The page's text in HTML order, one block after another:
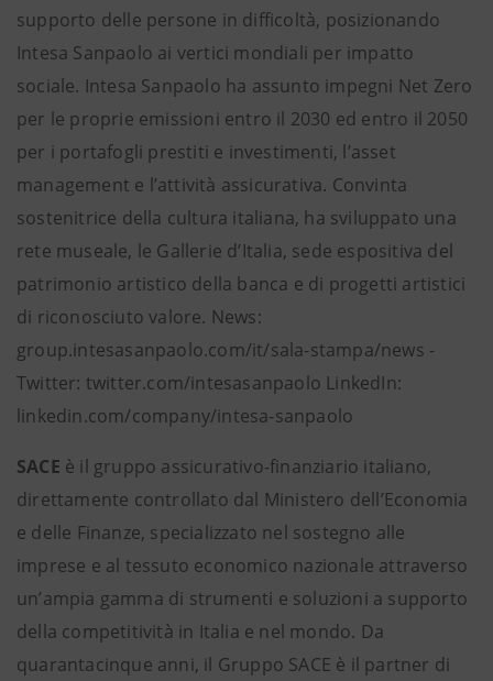
supporto delle persone in difficoltà, posizionando
Intesa Sanpaolo ai vertici mondiali per impatto
sociale. Intesa Sanpaolo ha assunto impegni Net Zero
per le proprie emissioni entro il 2030 ed entro il 2050
per i portafogli prestiti e investimenti, l’asset
management e l’attività assicurativa. Convinta
sostenitrice della cultura italiana, ha sviluppato una
rete museale, le Gallerie d’Italia, sede espositiva del
patrimonio artistico della banca e di progetti artistici
di riconosciuto valore. News:
group.intesasanpaolo.com/it/sala-stampa/news -
Twitter: twitter.com/intesasanpaolo LinkedIn:
linkedin.com/company/intesa-sanpaolo
SACE è il gruppo assicurativo-finanziario italiano,
direttamente controllato dal Ministero dell’Economia
e delle Finanze, specializzato nel sostegno alle
imprese e al tessuto economico nazionale attraverso
un’ampia gamma di strumenti e soluzioni a supporto
della competitività in Italia e nel mondo. Da
quarantacinque anni, il Gruppo SACE è il partner di